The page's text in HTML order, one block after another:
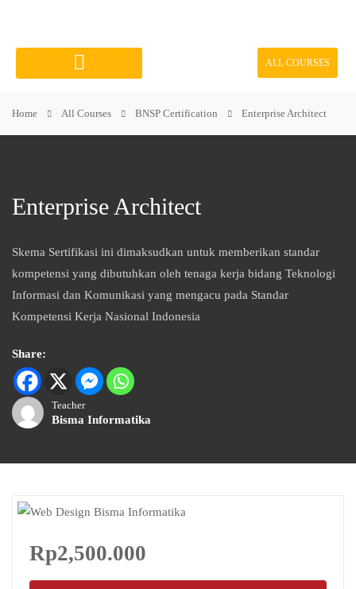
ALL COURSES
Home All Courses BNSP Certification Enterprise Architect
Enterprise Architect
Skema Sertifikasi ini dimaksudkan untuk memberikan standar
kompetensi yang dibutuhkan oleh tenaga kerja bidang Teknologi
Informasi dan Komunikasi yang mengacu pada Standar
Kompetensi Kerja Nasional Indonesia
Share:
Teacher
Bisma Informatika
Rp2,500.000